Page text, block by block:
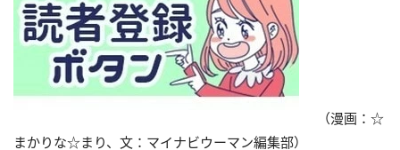
（漫画：☆
まかりな☆まり、文：マイナビウーマン編集部）